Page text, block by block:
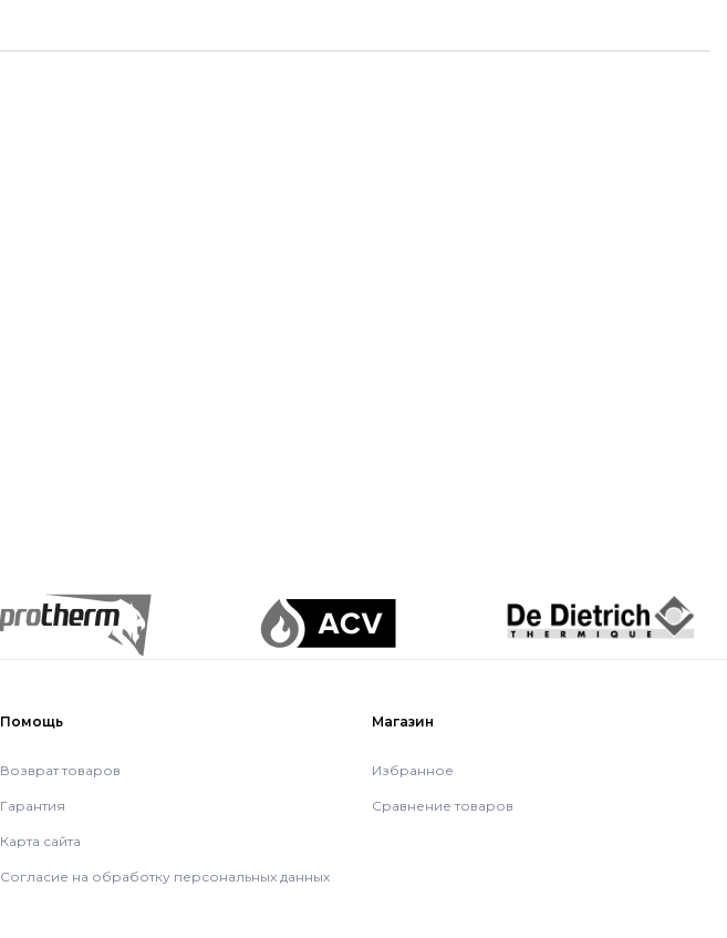
Помощь
Возврат товаров
Гарантия
Карта сайта
Согласие на обработку персональных данных
Магазин
Избранное
Сравнение товаров